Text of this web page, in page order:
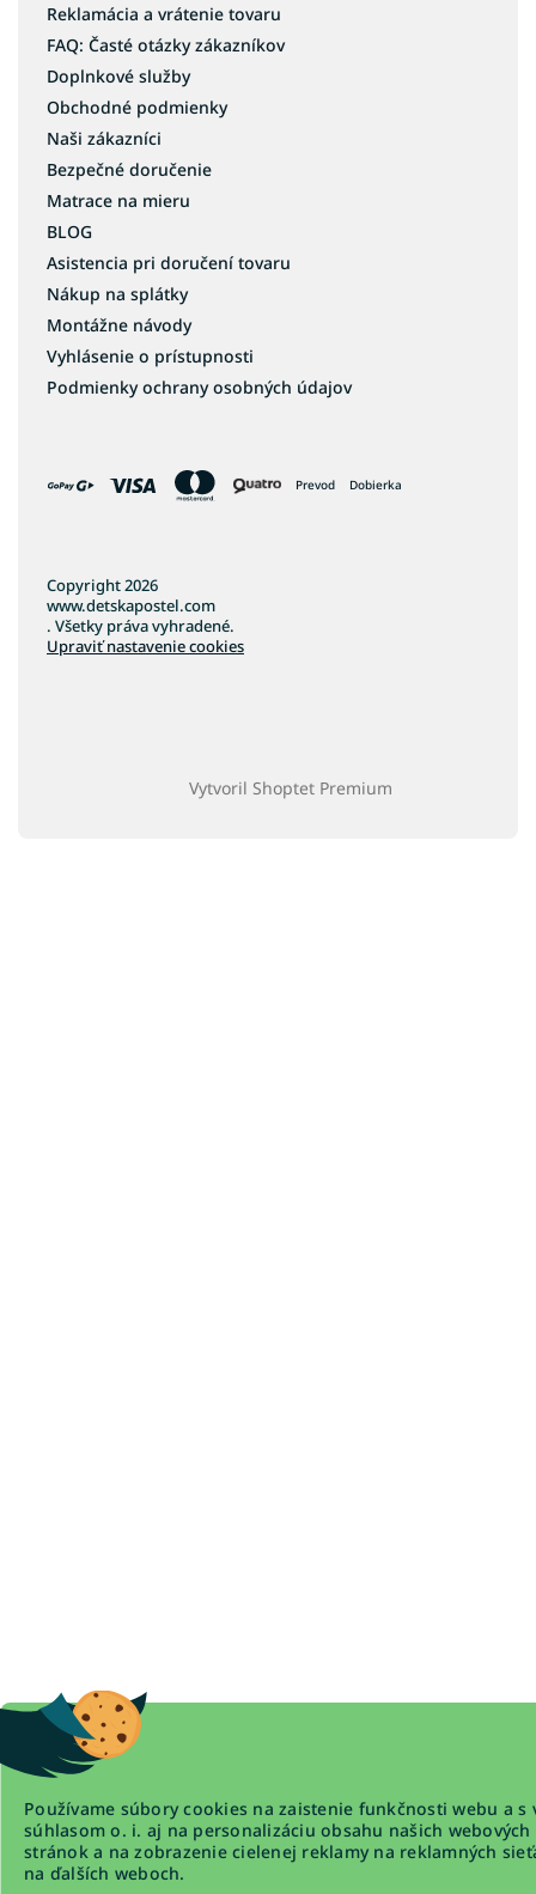
Používame súbory cookies na zaistenie funkčnosti webu a s
súhlasom o. i. aj na personalizáciu obsahu našich webových
stránok a na zobrazenie cielenej reklamy na reklamných
na ďalších weboch.
Reklamácia a vrátenie tovaru
FAQ: Časté otázky zákazníkov
Doplnkové služby
Obchodné podmienky
Naši zákazníci
Bezpečné doručenie
Matrace na mieru
BLOG
Asistencia pri doručení tovaru
Nákup na splátky
Montážne návody
Vyhlásenie o prístupnosti
Podmienky ochrany osobných údajov
Prevod Dobierka
Vytvoril Shoptet Premium
Copyright 2026
www.detskapostel.com
. Všetky práva vyhradené.
Upraviť nastavenie cookies